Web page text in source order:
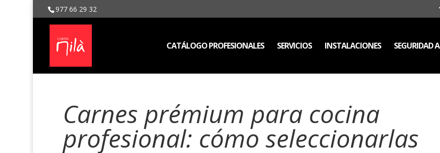
977 66 29 32
CATÁLOGO PROFESIONALES SERVICIOS INSTALACIONES SEGURIDAD
Carnes prémium para cocina
profesional: cómo seleccionarlas